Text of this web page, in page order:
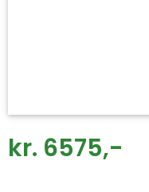
kr. 6575,-